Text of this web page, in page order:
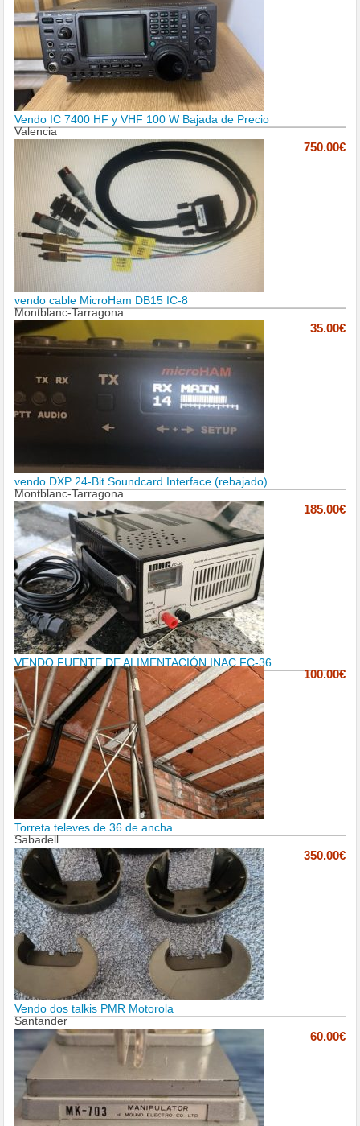
Vendo IC 7400 HF y VHF 100 W Bajada de Precio
Valencia
750.00€
vendo cable MicroHam DB15 IC-8
Montblanc-Tarragona
35.00€
vendo DXP 24-Bit Soundcard Interface (rebajado)
Montblanc-Tarragona
185.00€
VENDO FUENTE DE ALIMENTACIÓN INAC FC-36
100.00€
Torreta televes de 36 de ancha
Sabadell
350.00€
Vendo dos talkis PMR Motorola
Santander
60.00€